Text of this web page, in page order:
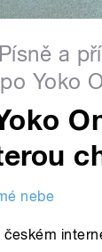
a
Yoko
nebe
českém